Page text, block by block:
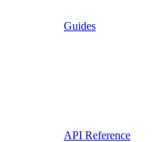
Guides
API Reference